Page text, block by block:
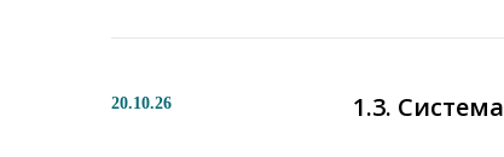
20.10.26 1.3.